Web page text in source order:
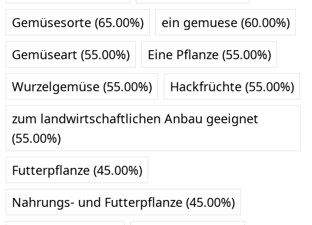
Gemüsesorte (65.00%)
ein gemuese (60.00%)
Gemüseart (55.00%)
Eine Pflanze (55.00%)
Wurzelgemüse (55.00%)
Hackfrüchte (55.00%)
zum landwirtschaftlichen Anbau geeignet
(55.00%)
Futterpflanze (45.00%)
Nahrungs- und Futterpflanze (45.00%)